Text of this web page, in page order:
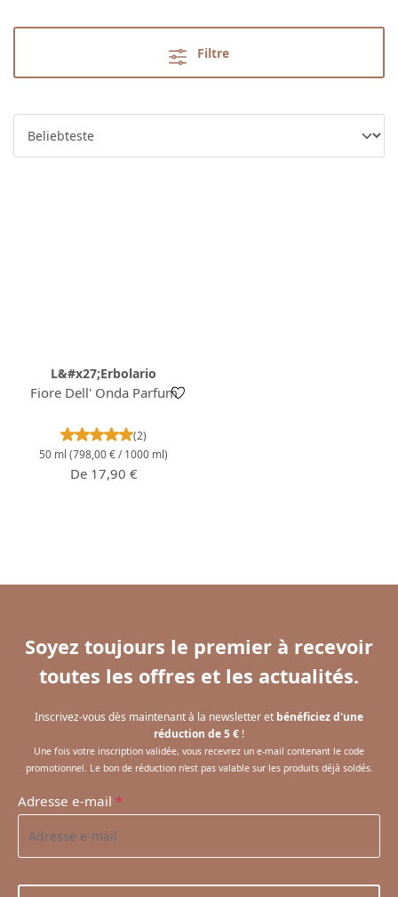
Filtre
L&#x27;Erbolario
Fiore Dell' Onda Parfum
Note moyenne de 5 sur 5 étoiles
(2)
50 ml (798,00 € / 1000 ml)
Prix régulier :
De 17,90 €
Soyez toujours le premier à recevoir
toutes les offres et les actualités.
Inscrivez-vous dès maintenant à la newsletter et bénéficiez d'une
réduction de 5 € !
Une fois votre inscription validée, vous recevrez un e-mail contenant le code
promotionnel. Le bon de réduction n'est pas valable sur les produits déjà soldés.
Adresse e-mail *